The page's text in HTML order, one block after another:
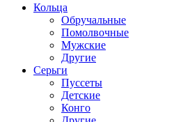
Кольца
Обручальные
Помолвочные
Мужские
Другие
Серьги
Пуссеты
Детские
Конго